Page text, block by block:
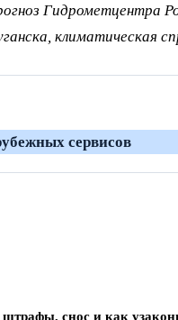
Гидрометцентра
климатическая
снос и как